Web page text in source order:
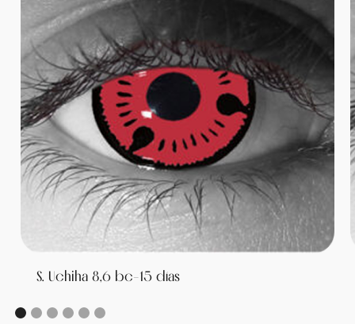
S. Uchiha 8,6 bc-15 días